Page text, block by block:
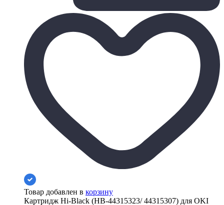
Товар добавлен в корзину
Картридж Hi-Black (HB-44315323/ 44315307) для OKI